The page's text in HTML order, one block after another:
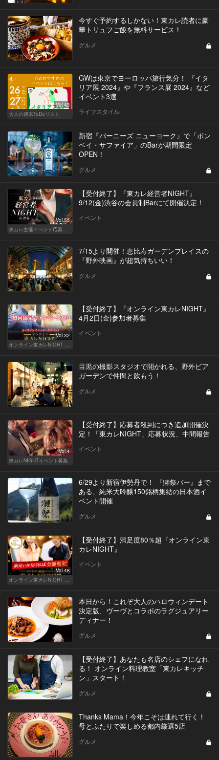
今すぐ予約するしかない！東カレ読者に豪
華トリュフご飯を無料サービス！
グルメ
Vol.43
大人の週末ToDoリスト
GWは東京でヨーロッパ旅行気分！ 『イタ
リア展 2024』や『フランス展 2024』など
イベント3選
ライフスタイル
新宿『バーニーズ ニューヨーク』で「ボン
ベイ・サファイア」のBarが期間限定
OPEN！
グルメ
Vol.55
東カレ主催イベント応募詳細記事一覧
【受付終了】『東カレ経営者NIGHT』
9/12(金)渋谷の会員制Barにて開催決定！
イベント
7/15より開催！恵比寿ガーデンプレイスの
『野外映画』が超気持ちいい！
グルメ
Vol.32
オンライン東カレNIGHT イベント募集
【受付終了】『オンライン東カレNIGHT』
4月2日(金)参加者募集
イベント
目黒の撮影スタジオで開かれる、野外ビア
ガーデンで仲間と飲もう！
グルメ
Vol.4
東カレNIGHTイベント募集
【受付終了】応募者殺到につき追加開催決
定！「東カレNIGHT」応募状況、中間報告
イベント
6/29より新宿伊勢丹で！ 『獺祭バー』まで
ある、純米大吟醸150銘柄集結の日本酒イ
ベント開催
グルメ
Vol.48
【受付終了】満足度80％超『オンライン東
カレNIGHT』
イベント
本日から！これぞ大人のハロウィンデート
決定版、ヴーヴとコラボのラグジュアリー
ディナー！
グルメ
【受付終了】あなたも名店のシェフになれ
る！ オンライン料理教室「東カレキッチ
ン」スタート！
グルメ
Thanks Mama！今年こそは連れて行く！
母とふたりで楽しめる都内厳選5店
グルメ